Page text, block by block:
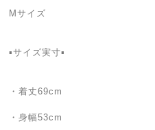
Mサイズ
▪️サイズ実寸▪️
・着丈69cm
・身幅53cm